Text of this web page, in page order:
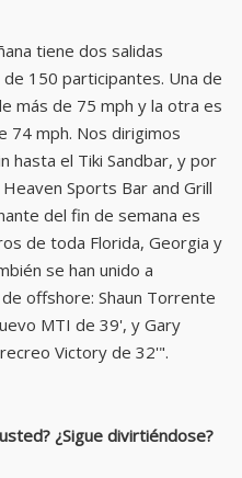
tiene dos salidas
150 participantes. Una de
más de 75 mph y la otra es
74 mph. Nos dirigimos
hasta el Tiki Sandbar, y por
Sports Bar and Grill
del fin de semana es
de toda Florida, Georgia y
se han unido a
offshore: Shaun Torrente
MTI de 39', y Gary
Victory de 32'".
¿Sigue divirtiéndose?